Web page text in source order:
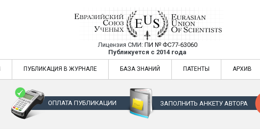
Евразийский Союз Ученых —
Лицензия СМИ: ПИ № ФС77-63060
Публикуется с 2014 года
Евразийский Союз Ученых — публикация научных статей в
ПУБЛИКАЦИЯ В ЖУРНАЛЕ БАЗА ЗНАНИЙ ПАТЕНТЫ АРХИВ
ОПЛАТА ПУБЛИКАЦИИ ЗАПОЛНИТЬ АНКЕТУ АВТОРА